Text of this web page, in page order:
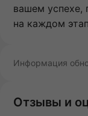
вашем успехе,
на каждом
Информация
Отзывы и